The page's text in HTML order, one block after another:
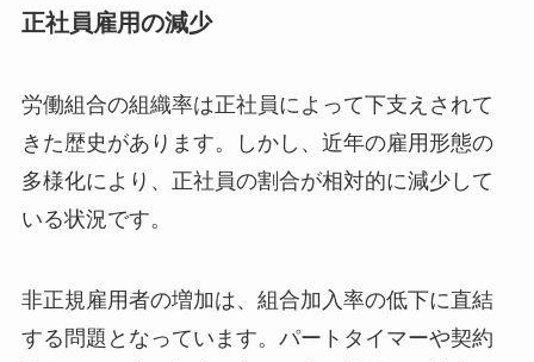
正社員雇用の減少
労働組合の組織率は正社員によって下支えされて
きた歴史があります。しかし、近年の雇用形態の
多様化により、正社員の割合が相対的に減少して
いる状況です。
非正規雇用者の増加は、組合加入率の低下に直結
する問題となっています。パートタイマーや契約